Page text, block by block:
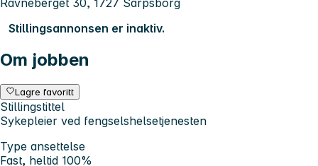
Stillingsannonsen er inaktiv.
Om jobben
Lagre favoritt
Stillingstittel
Sykepleier ved fengselshelsetjenesten
Type ansettelse
Fast, heltid 100%